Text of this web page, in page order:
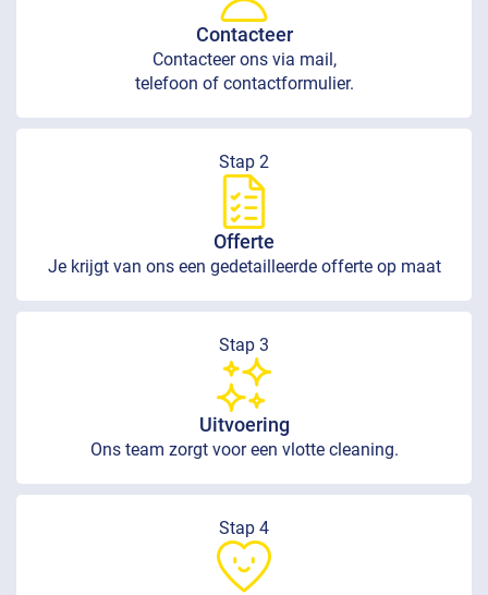
Contacteer
Contacteer ons via mail,
telefoon of contactformulier.
Stap 2
Offerte
Je krijgt van ons een gedetailleerde offerte op maat
Stap 3
Uitvoering
Ons team zorgt voor een vlotte cleaning.
Stap 4